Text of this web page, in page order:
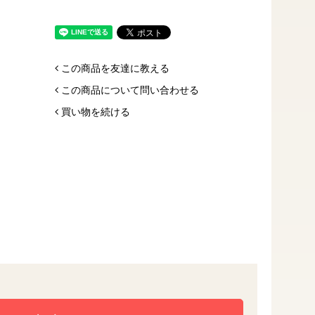
この商品を友達に教える
この商品について問い合わせる
買い物を続ける